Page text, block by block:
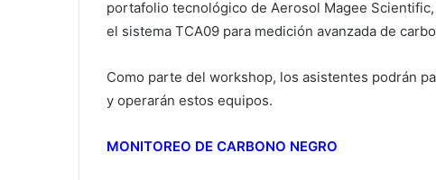
portafolio tecnológico de Aerosol Magee
el sistema TCA09 para medición avanzada de
Como parte del workshop, los asistentes podrán
y operarán estos equipos.
MONITOREO DE CARBONO NEGRO